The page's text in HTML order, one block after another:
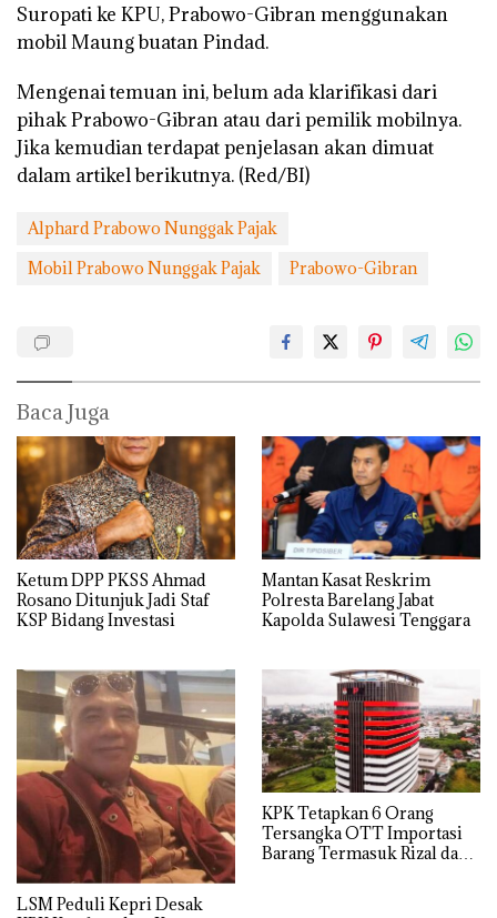
Suropati ke KPU, Prabowo-Gibran menggunakan
mobil Maung buatan Pindad.
Mengenai temuan ini, belum ada klarifikasi dari
pihak Prabowo-Gibran atau dari pemilik mobilnya.
Jika kemudian terdapat penjelasan akan dimuat
dalam artikel berikutnya. (Red/BI)
Alphard Prabowo Nunggak Pajak
Mobil Prabowo Nunggak Pajak
Prabowo-Gibran
Baca Juga
Ketum DPP PKSS Ahmad
Rosano Ditunjuk Jadi Staf
KSP Bidang Investasi
Mantan Kasat Reskrim
Polresta Barelang Jabat
Kapolda Sulawesi Tenggara
LSM Peduli Kepri Desak
KPK Tetapkan 6 Orang
Tersangka OTT Importasi
Barang Termasuk Rizal dan